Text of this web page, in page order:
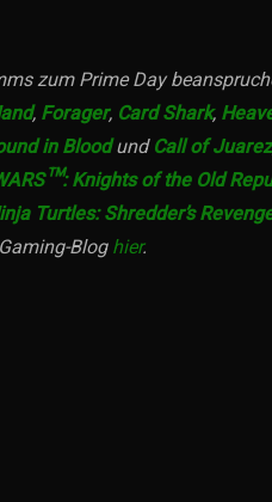
zum Prime Day
, Forager, Card Shark,
in BloodundCall of Juarez
Knights of the Old
Turtles: Shredder’s
Bloghier.